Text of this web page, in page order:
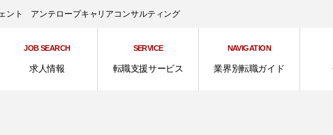
ント アンテロープキャリアコンサルティング
JOB SEARCH
求人情報
SERVICE
転職支援サービス
NAVIGATION
業界別転職ガイド